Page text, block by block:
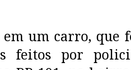
um carro, que
feitos por